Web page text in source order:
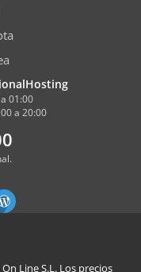
01:00
a 20:00
Line S.L.Los precios